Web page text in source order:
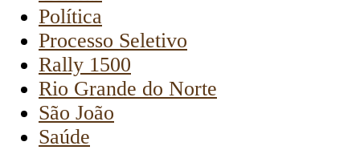
Política
Processo Seletivo
Rally 1500
Rio Grande do Norte
São João
Saúde